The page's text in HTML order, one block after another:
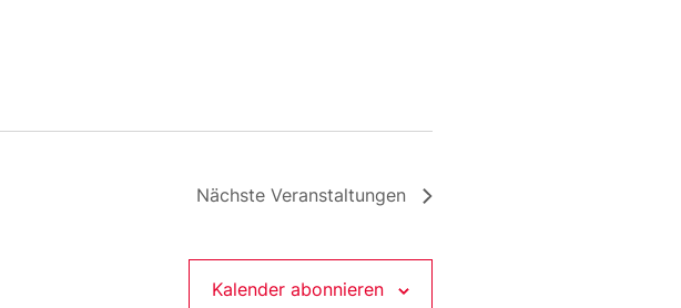
Nächste Veranstaltungen
Kalender abonnieren